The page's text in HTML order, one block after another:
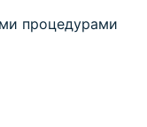
процедурами